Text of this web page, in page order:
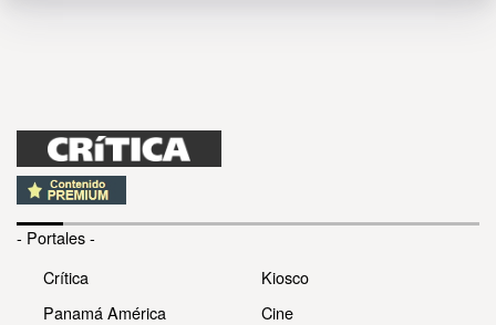
- Portales -
Crítica
Panamá América
Kiosco
Cine